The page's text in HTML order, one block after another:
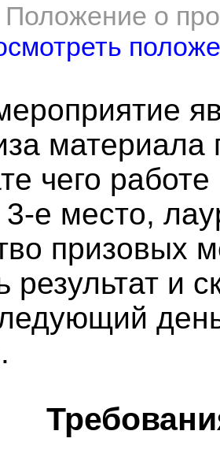
Положение о
чего
е место,
призовых
результат и